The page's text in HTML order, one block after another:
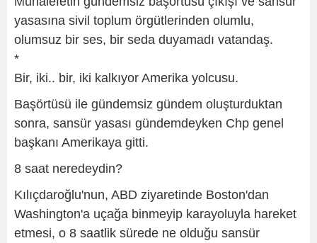
yasasına sivil toplum örgütlerinden olumlu,
olumsuz bir ses, bir seda duyamadı vatandaş.
*
Bir, iki.. bir, iki kalkıyor Amerika yolcusu.
Başörtüsü ile gündemsiz gündem oluşturduktan
sonra, sansür yasası gündemdeyken Chp genel
başkanı Amerikaya gitti.
8 saat neredeydin?
Kılıçdaroğlu'nun, ABD ziyaretinde Boston'dan
Washington'a uçağa binmeyip karayoluyla hareket
etmesi, o 8 saatlik sürede ne olduğu sansür